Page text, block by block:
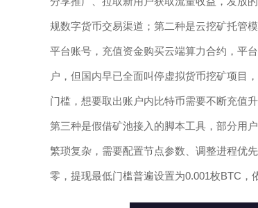
规数字货币交易渠道；第二种是云挖矿托管
平台账号，充值资金购买云端算力合约，平
户，但国内早已全面叫停虚拟货币挖矿项目
门槛，想要取出账户内比特币需要不断充值
第三种是假借矿池接入的脚本工具，部分用
繁琐复杂，需要配置节点参数、调整进程优
零，提现最低门槛普遍设置为0.001枚BTC，